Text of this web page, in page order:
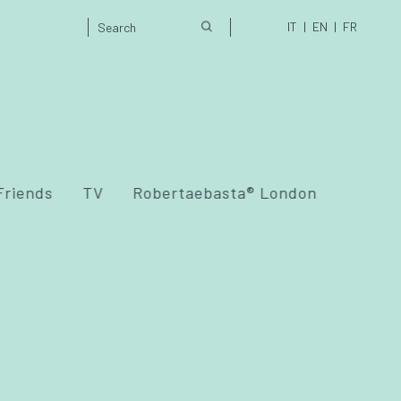
IT EN FR
TV Robertaebasta® London